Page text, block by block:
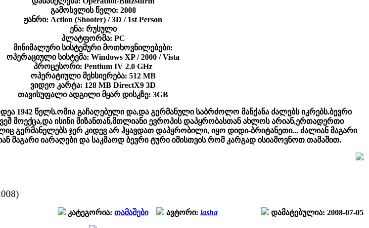
გამოსვლის წელი: 2008
ჟანრი: Action (Shooter) / 3D / 1st Person
ენა: რუსული
პლატფორმა: PC
მინიმალური სისტემური მოთხოვნილებები:
ოპერაციული სისტემა: Windows XP / 2000 / Vista
პროცესორი: Pentium IV 2.0 GHz
ოპერატიული მეხსიერება: 512 MB
ვიდეო კარტა: 128 MB DirectX9 3D
თავისუფალი ადგილი მყარ დისკზე: 3GB
1942 წელს.ომია გაჩაღებული და,და გერმანული საბრძოლო მანქანა ძალებს იკრებს.ბევრი
მოექცა,და ისინი მიზანთან,მთლიანი ევროპის დაპყრობასთან ახლოს არიან,ერთადერთი
გერმანელებს ჯერ კიდევ არ ჰყავდათ დაპყრობილი, იყო დიდი-ბრიტანეთი... ძალიან მაგარი
მაგარი იარაღები და საკმაოდ ბევრი ტური იმისთვის რომ კარგად ისიამოვნოთ თამაშით.
კატეგორია: თამაშები ავტორი: lasha დამატებულია: 2008-07-05